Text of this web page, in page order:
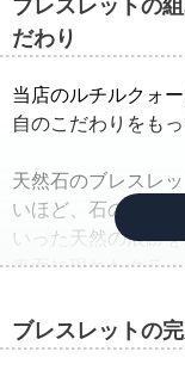
ブレスレットの
だわり
当店のルチルクォ
自のこだわりをも
天然石のブレスレ
いほど、石の品質
いった天然の痕跡
表面に現れたクラ
ばれています。
ブレスレットの